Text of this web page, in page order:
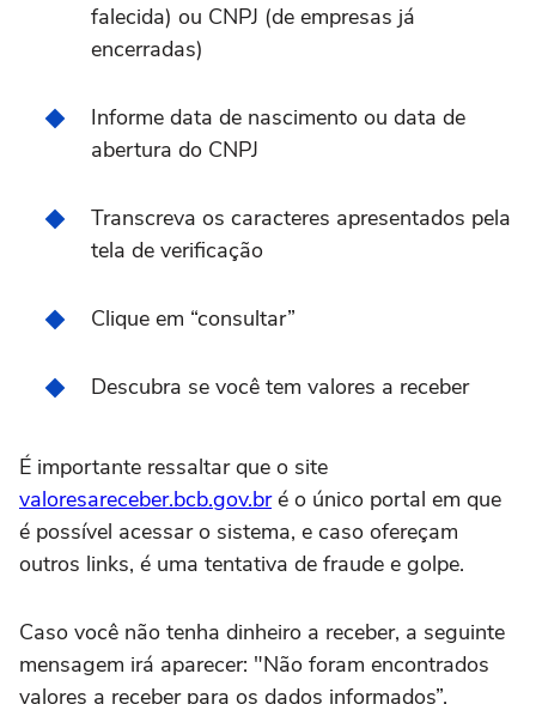
falecida) ou CNPJ (de empresas já
encerradas)
Informe data de nascimento ou data de
abertura do CNPJ
Transcreva os caracteres apresentados pela
tela de verificação
Clique em “consultar”
Descubra se você tem valores a receber
É importante ressaltar que o site
valoresareceber.bcb.gov.bré o único portal em que
é possível acessar o sistema, e caso ofereçam
outros links, é uma tentativa de fraude e golpe.
Caso você não tenha dinheiro a receber, a seguinte
mensagem irá aparecer: "Não foram encontrados
valores a receber para os dados informados”.